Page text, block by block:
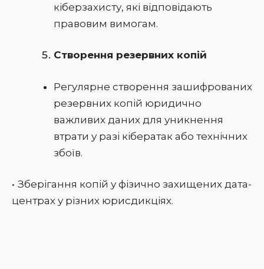
кіберзахисту, які відповідають
правовим вимогам.
Створення резервних копій
Регулярне створення зашифрованих
резервних копій юридично
важливих даних для уникнення
втрати у разі кібератак або технічних
збоїв.
• Зберігання копій у фізично захищених дата-
центрах у різних юрисдикціях.